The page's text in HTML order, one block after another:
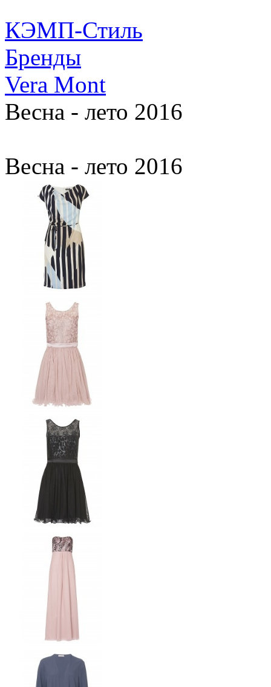
КЭМП-Стиль
Бренды
Vera Mont
Весна - лето 2016
Весна - лето 2016